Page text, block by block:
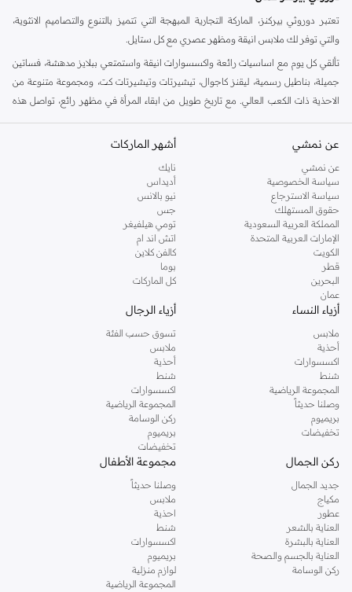
تعتبر دوروثي بيركنز، الماركة التجارية المبهجة التي تتميز بالتنوع والتصاميم الانثوية،
والتي توفر لك ملابس انيقة ومظهر عصري مع كل ستايل.
تألقي كل يوم مع اساسيات رائعة واكسسوارات انيقة واستمتعي ببلايز مدهشة، فساتين
جميلة، بناطيل رسمية، ليقنز كاجوال، تيشيرتات وتيشيرتات كت، ومجموعة متنوعة من
الاحذية ذات الكعب العالي. مع تاريخ طويل من ابقاء المرأة في مظهر رائع، تواصل هذه
كنت تقومين بتجديد خزانة ملابسك الملائمة للعمل، البحث عن فستان مثالي للحفلات او
اليه.
تسوقي دوروثي بيركنز اون لاين مسقط
تسوقي دوروثي بيركنز اون لاين من نمشي واستمتعي باكثر من الف ستايل من مجموعة
دوروثي بيركنز الشهيرة. تصفحي المجموعة كاملة في متجر دوروثي بيركنز اون لاين او
استخدمي القائمة لتحديد تجربة تسوق دوروثي بيركنز اون لاين. خدمة التوصيل السريعة
والدعم الاستثنائي يضمن لك تجربة تسوق ممتعة دائما مع نمشي.
عن نمشي
عن نمشي
سياسة الخصوصية
سياسة الاسترجاع
حقوق المستهلك
المملكة العربية السعودية
الإمارات العربية المتحدة
الكويت
قطر
البحرين
عمان
أشهر الماركات
نايك
أديداس
نيو بالانس
جس
تومي هيلفيغر
اتش اند ام
كالفن كلاين
بوما
كل الماركات
أزياء النساء
ملابس
أحذية
اكسسوارات
شنط
المجموعة الرياضية
وصلنا حديثاً
بريميوم
تخفيضات
أزياء الرجال
تسوق حسب الفئة
ملابس
أحذية
شنط
اكسسوارات
المجموعة الرياضية
ركن الوسامة
بريميوم
تخفيضات
ركن الجمال
جديد الجمال
مكياج
عطور
العناية بالشعر
العناية بالبشرة
العناية بالجسم والصحة
ركن الوسامة
مجموعة الأطفال
وصلنا حديثاً
ملابس
احذية
شنط
اكسسوارات
بريميوم
لوازم منزلية
المجموعة الرياضية